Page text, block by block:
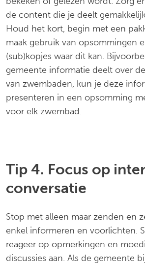
de content die je deelt
Houd het kort, begin met een
maak gebruik van opsommingen
(sub)kopjes waar dit kan.
gemeente informatie deelt over
van zwembaden, kun je deze
presenteren in een opsomming
voor elk zwembad.
Tip 4. Focus op
conversatie
Stop met alleen maar zenden en
enkel informeren en voorlichten.
reageer op opmerkingen en
discussies aan. Als de gemeente